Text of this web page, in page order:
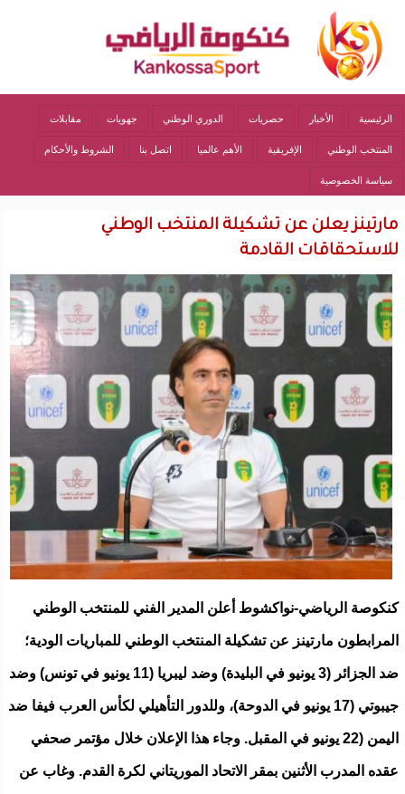
الرئيسية الأخبار حصريات الدوري الوطني جهويات مقابلات
المنتخب الوطني الإفريقية الأهم عالميا اتصل بنا الشروط والأحكام
سياسة الخصوصية
مارتينز يعلن عن تشكيلة المنتخب الوطني
للاستحقاقات القادمة
كنكوصة الرياضي-نواكشوط أعلن المدير الفني للمنتخب الوطني
المرابطون مارتينز عن تشكيلة المنتخب الوطني للمباريات الودية؛
ضد الجزائر (3 يونيو في البليدة) وضد ليبريا (11 يونيو في تونس) وضد
جيبوتي (17 يونيو في الدوحة)، وللدور التأهيلي لكأس العرب فيفا ضد
اليمن (22 يونيو في المقبل. وجاء هذا الإعلان خلال مؤتمر صحفي
عقده المدرب الأثنين بمقر الاتحاد الموريتاني لكرة القدم. وغاب عن